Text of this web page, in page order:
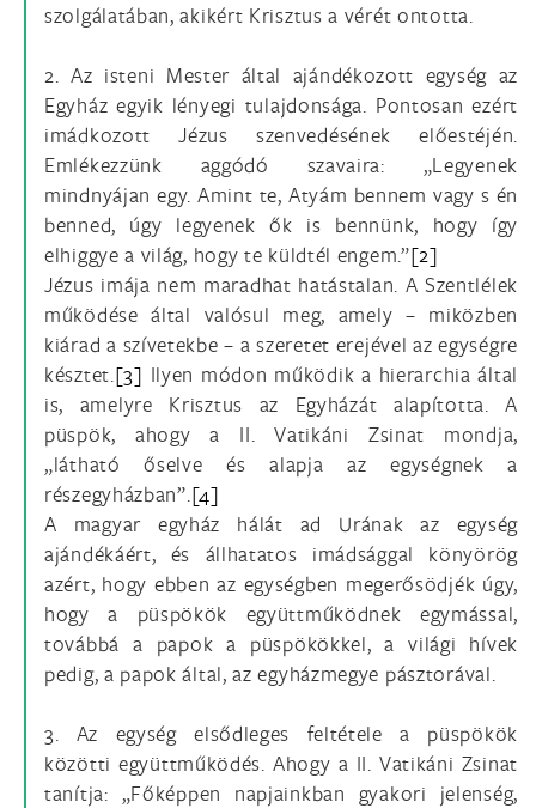
szolgálatában, akikért Krisztus a vérét ontotta.
2. Az isteni Mester által ajándékozott egység az
Egyház egyik lényegi tulajdonsága. Pontosan ezért
imádkozott Jézus szenvedésének előestéjén.
Emlékezzünk aggódó szavaira: „Legyenek
mindnyájan egy. Amint te, Atyám bennem vagy s én
benned, úgy legyenek ők is bennünk, hogy így
elhiggye a világ, hogy te küldtél engem.”[2]
Jézus imája nem maradhat hatástalan. A Szentlélek
működése által valósul meg, amely – miközben
kiárad a szívetekbe – a szeretet erejével az egységre
késztet.[3] Ilyen módon működik a hierarchia által
is, amelyre Krisztus az Egyházát alapította. A
püspök, ahogy a II. Vatikáni Zsinat mondja,
„látható őselve és alapja az egységnek a
részegyházban”.[4]
A magyar egyház hálát ad Urának az egység
ajándékáért, és állhatatos imádsággal könyörög
azért, hogy ebben az egységben megerősödjék úgy,
hogy a püspökök együttműködnek egymással,
továbbá a papok a püspökökkel, a világi hívek
pedig, a papok által, az egyházmegye pásztorával.
3. Az egység elsődleges feltétele a püspökök
közötti együttműködés. Ahogy a II. Vatikáni Zsinat
tanítja: „Főképpen napjainkban gyakori jelenség,